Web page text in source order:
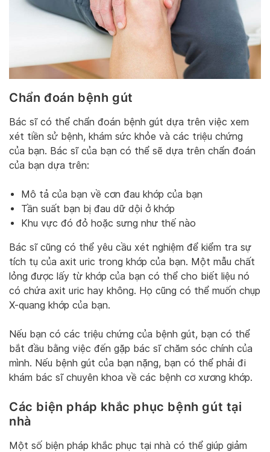
Chẩn đoán bệnh gút
Bác sĩ có thể chẩn đoán bệnh gút dựa trên việc xem
xét tiền sử bệnh, khám sức khỏe và các triệu chứng
của bạn. Bác sĩ của bạn có thể sẽ dựa trên chẩn đoán
của bạn dựa trên:
Mô tả của bạn về cơn đau khớp của bạn
Tần suất bạn bị đau dữ dội ở khớp
Khu vực đó đỏ hoặc sưng như thế nào
Bác sĩ cũng có thể yêu cầu xét nghiệm để kiểm tra sự
tích tụ của axit uric trong khớp của bạn. Một mẫu chất
lỏng được lấy từ khớp của bạn có thể cho biết liệu nó
có chứa axit uric hay không. Họ cũng có thể muốn chụp
X-quang khớp của bạn.
Nếu bạn có các triệu chứng của bệnh gút, bạn có thể
bắt đầu bằng việc đến gặp bác sĩ chăm sóc chính của
mình. Nếu bệnh gút của bạn nặng, bạn có thể phải đi
khám bác sĩ chuyên khoa về các bệnh cơ xương khớp.
Các biện pháp khắc phục bệnh gút tại
nhà
Một số biện pháp khắc phục tại nhà có thể giúp giảm